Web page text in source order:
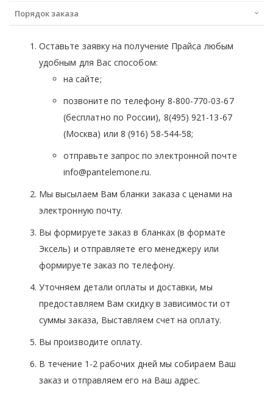
Порядок заказа
Оставьте заявку на получение Прайса любым
удобным для Вас способом:
на сайте;
позвоните по телефону 8-800-770-03-67
(бесплатно по России), 8(495) 921-13-67
(Москва) или 8 (916) 58-544-58;
отправьте запрос по электронной почте
info@pantelemone.ru.
Мы высылаем Вам бланки заказа с ценами на
электронную почту.
Вы формируете заказ в бланках (в формате
Эксель) и отправляете его менеджеру или
формируете заказ по телефону.
Уточняем детали оплаты и доставки, мы
предоставляем Вам скидку в зависимости от
суммы заказа, Выставляем счет на оплату.
Вы производите оплату.
В течение 1-2 рабочих дней мы собираем Ваш
заказ и отправляем его на Ваш адрес.